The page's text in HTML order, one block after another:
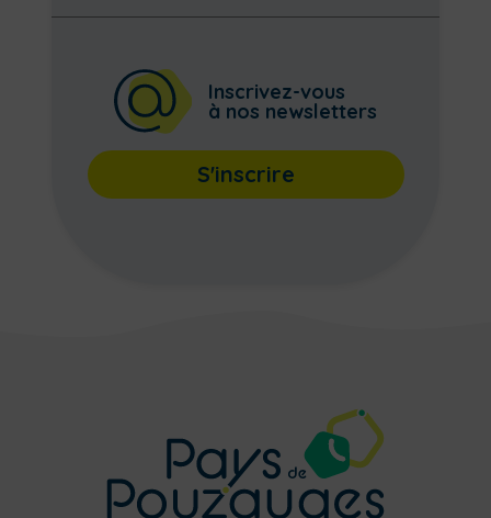
Inscrivez-vous
à nos newsletters
S'inscrire